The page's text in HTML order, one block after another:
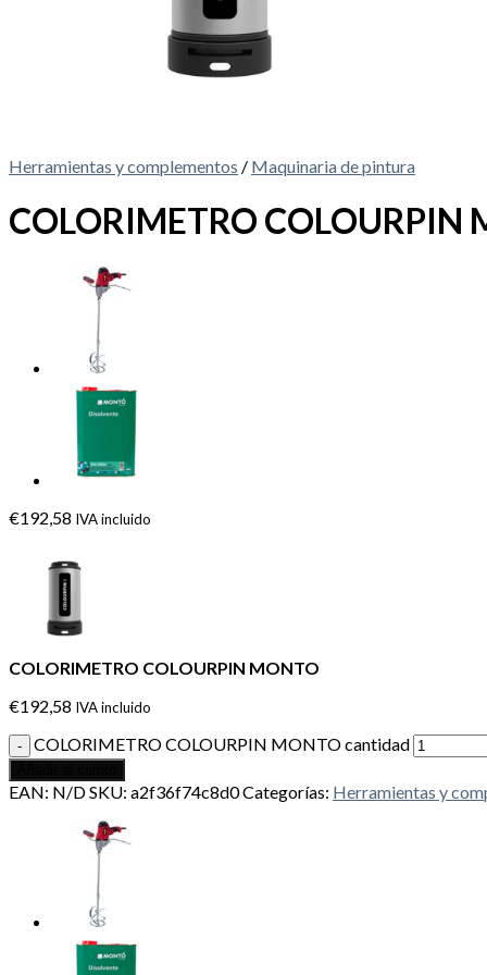
Herramientas y complementos / Maquinaria de pintura
COLORIMETRO COLOURPIN
€192,58 IVA incluido
COLORIMETRO COLOURPIN MONTO
€192,58 IVA incluido
COLORIMETRO COLOURPIN MONTO cantidad
EAN: N/DSKU: a2f36f74c8d0Categorías: Herramientas y